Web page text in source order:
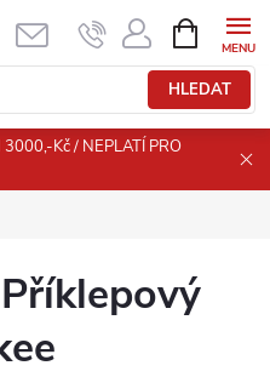
HLEDAT
NÁKUPNÍ
KOŠÍK
Kč / NEPLATÍ PRO